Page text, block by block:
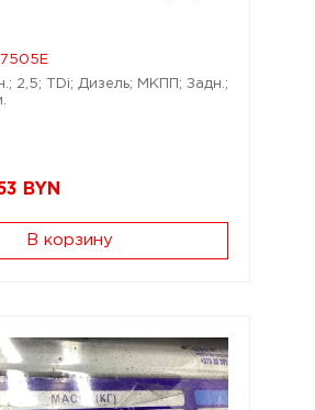
2,5; TDi; Дизель; МКПП; Задн.;
BYN
В корзину